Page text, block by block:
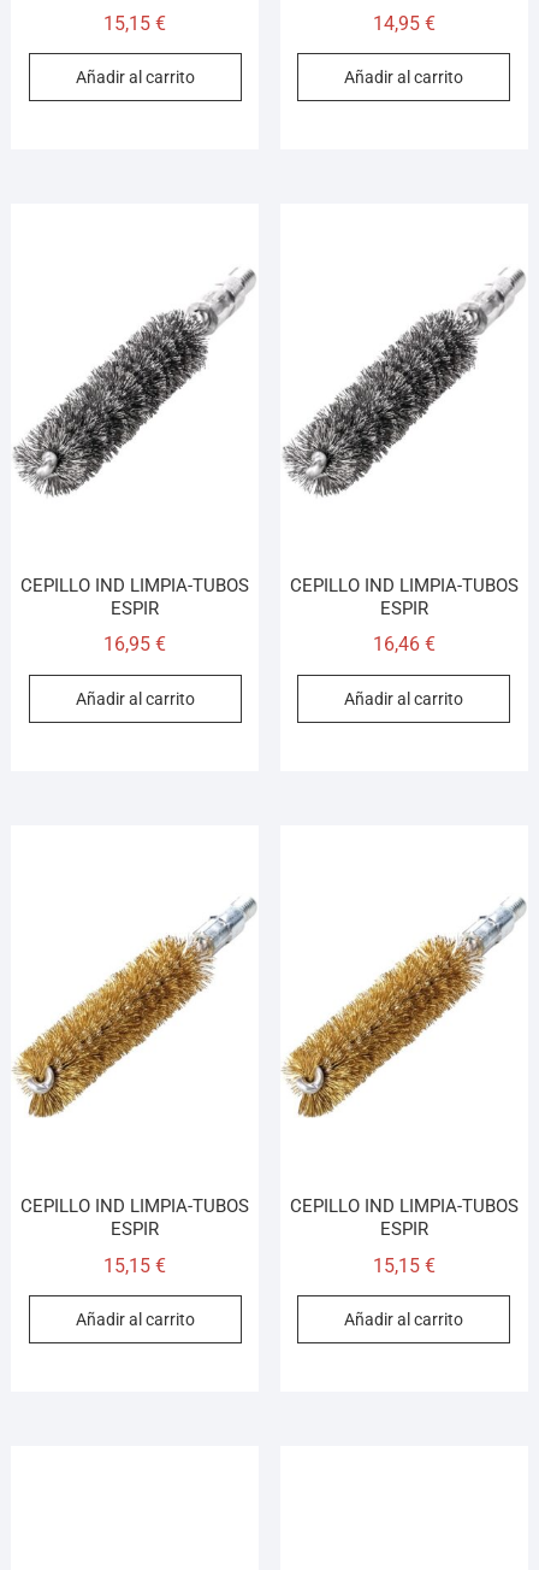
15,15€
Añadir al carrito
14,95 €
Añadir al carrito
CEPILLO IND LIMPIA-TUBOS
ESPIR
16,95€
Añadir al carrito
CEPILLO IND LIMPIA-TUBOS
ESPIR
16,46 €
Añadir al carrito
CEPILLO IND LIMPIA-TUBOS
ESPIR
15,15€
Añadir al carrito
CEPILLO IND LIMPIA-TUBOS
ESPIR
15,15 €
Añadir al carrito